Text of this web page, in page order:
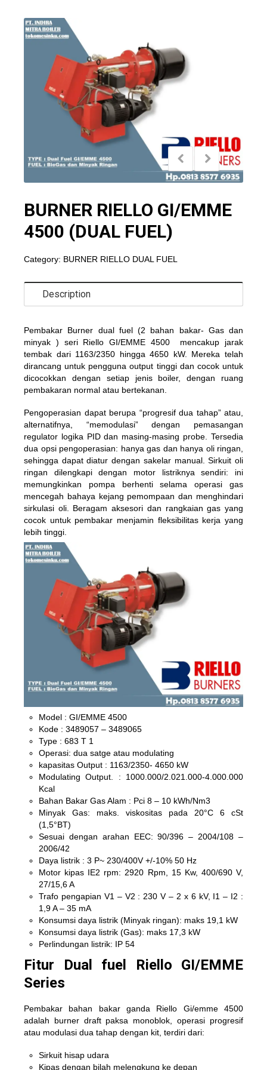
BURNER RIELLO GI/EMME
4500 (DUAL FUEL)
Category: BURNER RIELLO DUAL FUEL
Description
Pembakar Burner dual fuel (2 bahan bakar- Gas dan
minyak ) seri Riello GI/EMME 4500mencakup jarak
tembak dari 1163/2350 hingga 4650 kW. Mereka telah
dirancang untuk pengguna output tinggi dan cocok untuk
dicocokkan dengan setiap jenis boiler, dengan ruang
pembakaran normal atau bertekanan.
Pengoperasian dapat berupa “progresif dua tahap” atau,
alternatifnya, “memodulasi” dengan pemasangan
regulator logika PID dan masing-masing probe. Tersedia
dua opsi pengoperasian: hanya gas dan hanya oli ringan,
sehingga dapat diatur dengan sakelar manual. Sirkuit oli
ringan dilengkapi dengan motor listriknya sendiri: ini
memungkinkan pompa berhenti selama operasi gas
mencegah bahaya kejang pemompaan dan menghindari
sirkulasi oli. Beragam aksesori dan rangkaian gas yang
cocok untuk pembakar menjamin fleksibilitas kerja yang
lebih tinggi.
Model : GI/EMME 4500
Kode : 3489057 – 3489065
Type : 683 T 1
Operasi: dua satge atau modulating
kapasitas Output : 1163/2350- 4650 kW
Modulating Output. : 1000.000/2.021.000-4.000.000
Kcal
Bahan Bakar Gas Alam : Pci 8 – 10 kWh/Nm3
Minyak Gas: maks. viskositas pada 20°C 6 cSt
(1,5°BT)
Sesuai dengan arahan EEC: 90/396 – 2004/108 –
2006/42
Daya listrik : 3 P~ 230/400V +/-10% 50 Hz
Motor kipas IE2 rpm: 2920 Rpm, 15 Kw, 400/690 V,
27/15,6 A
Trafo pengapian V1 – V2 : 230 V – 2 x 6 kV, I1 – I2 :
1,9 A – 35 mA
Konsumsi daya listrik (Minyak ringan): maks 19,1 kW
Konsumsi daya listrik (Gas): maks 17,3 kW
Perlindungan listrik: IP 54
Fitur Dual fuel Riello GI/EMME
Series
Pembakar bahan bakar ganda Riello Gi/emme 4500
adalah burner draft paksa monoblok, operasi progresif
atau modulasi dua tahap dengan kit, terdiri dari:
Sirkuit hisap udara
Kipas dengan bilah melengkung ke depan